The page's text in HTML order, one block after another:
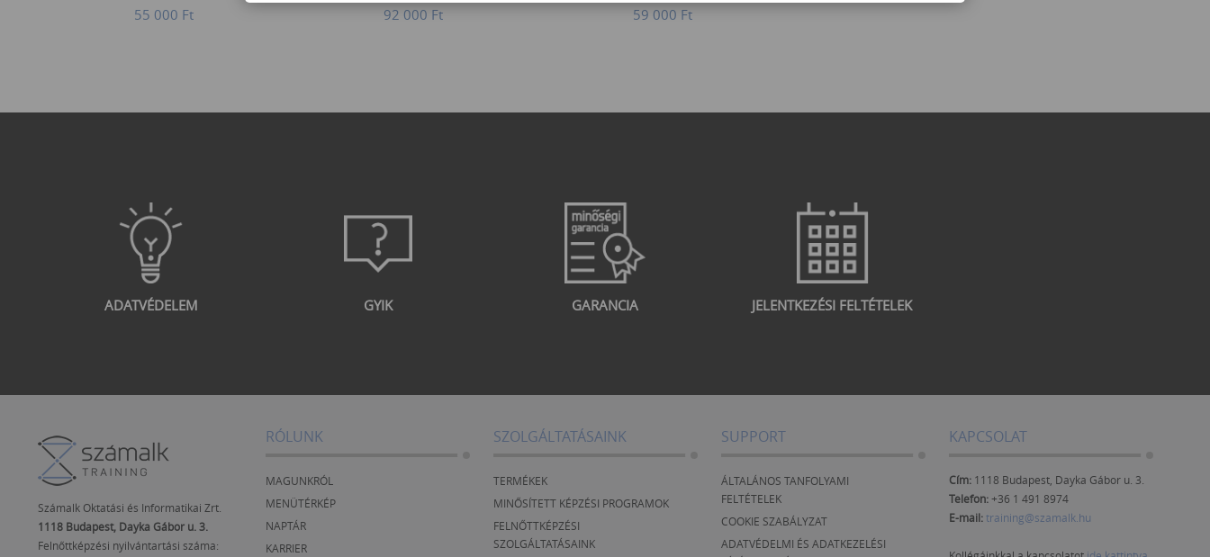
55 000 Ft 92 000 Ft
59 000 Ft
ADATVÉDELEM GYIK GARANCIA JELENTKEZÉSI FELTÉTELEK
Számalk Oktatási és Informatikai Zrt.
1118 Budapest, Dayka Gábor u. 3.
Felnőttképzési nyilvántartási száma:
RÓLUNK
MAGUNKRÓL
MENÜTÉRKÉP
NAPTÁR
KARRIER
SZOLGÁLTATÁSAINK
TERMÉKEK
MINŐSÍTETT KÉPZÉSI PROGRAMOK
FELNŐTTKÉPZÉSI
SZOLGÁLTATÁSAINK
SUPPORT
ÁLTALÁNOS TANFOLYAMI
FELTÉTELEK
COOKIE SZABÁLYZAT
ADATVÉDELMI ÉS ADATKEZELÉSI
KAPCSOLAT
Cím: 1118 Budapest, Dayka Gábor u. 3.
Telefon:+36 1 491 8974
E-mail:training@szamalk.hu